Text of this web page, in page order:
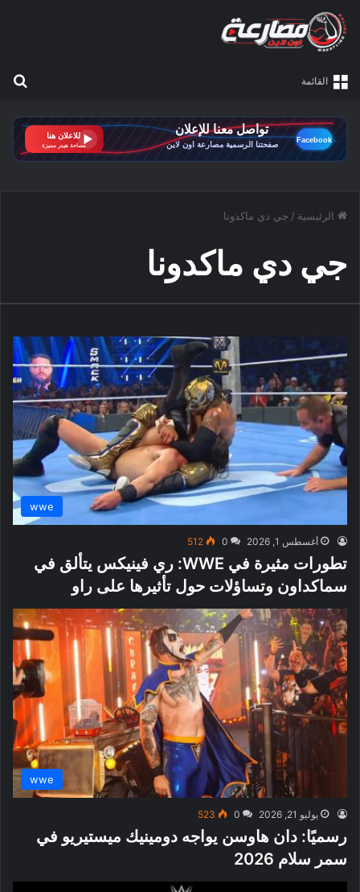
القائمة
الرئيسية / جي دي ماكدونا
جي دي ماكدونا
wwe
أغسطس 1, 2026 0
512
تطورات مثيرة في WWE: ري فينيكس يتألق في
سماكداون وتساؤلات حول تأثيرها على راو
wwe
يوليو 21, 2026 0
523
رسميًا: دان هاوسن يواجه دومينيك ميستيريو في
سمر سلام 2026